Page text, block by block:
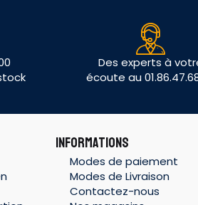
Des experts à
écoute au
INFORMATIONS
Modes de paiement
Modes de Livraison
Contactez-nous